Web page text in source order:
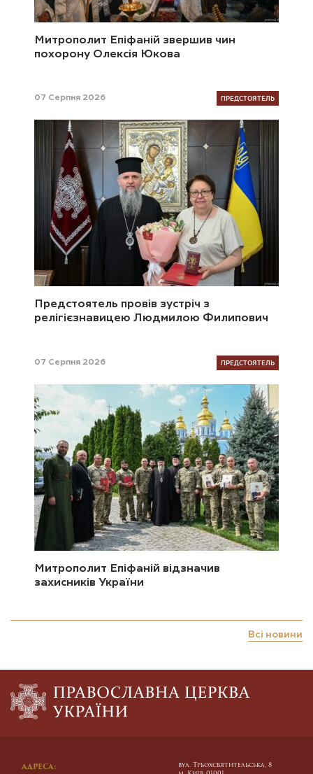
Митрополит Епіфаній звершив чин
похорону Олексія Юкова
07 Серпня 2026 ПРЕДСТОЯТЕЛЬ
Предстоятель провів зустріч з
релігієзнавицею Людмилою Филипович
07 Серпня 2026 ПРЕДСТОЯТЕЛЬ
Митрополит Епіфаній відзначив
захисників України
Всі новини
АДРЕСА:
вул. Трьохсвятительська, 8